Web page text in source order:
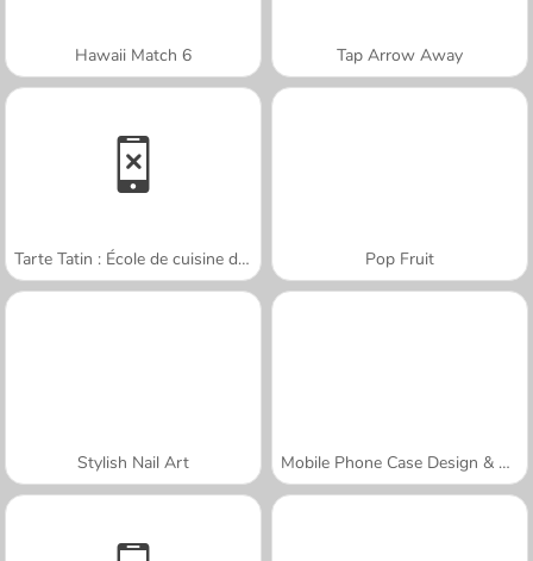
Hawaii Match 6 Tap Arrow Away
Tarte Tatin : École de cuisine de Sara Pop Fruit
Stylish Nail Art Mobile Phone Case Design & DIY